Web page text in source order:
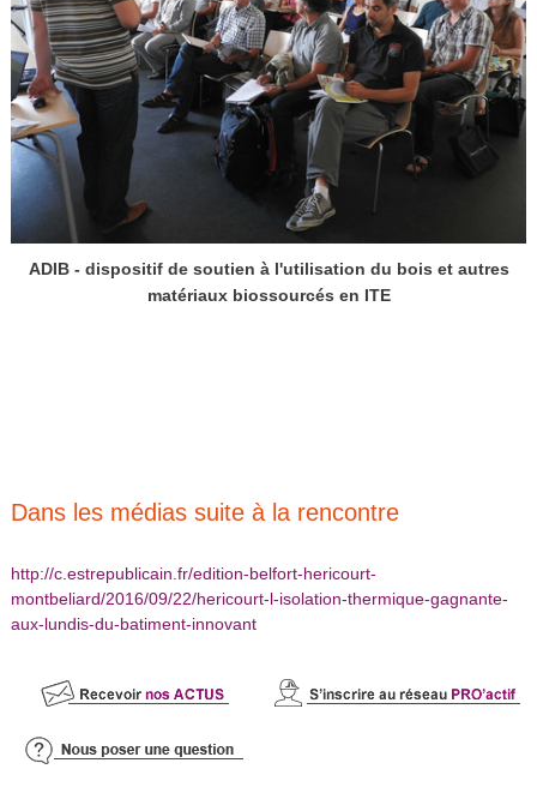
ADIB - dispositif de soutien à l'utilisation du bois et autres
matériaux biossourcés en ITE
Dans les médias suite à la rencontre
http://c.estrepublicain.fr/edition-belfort-hericourt-
montbeliard/2016/09/22/hericourt-l-isolation-thermique-gagnante-
aux-lundis-du-batiment-innovant